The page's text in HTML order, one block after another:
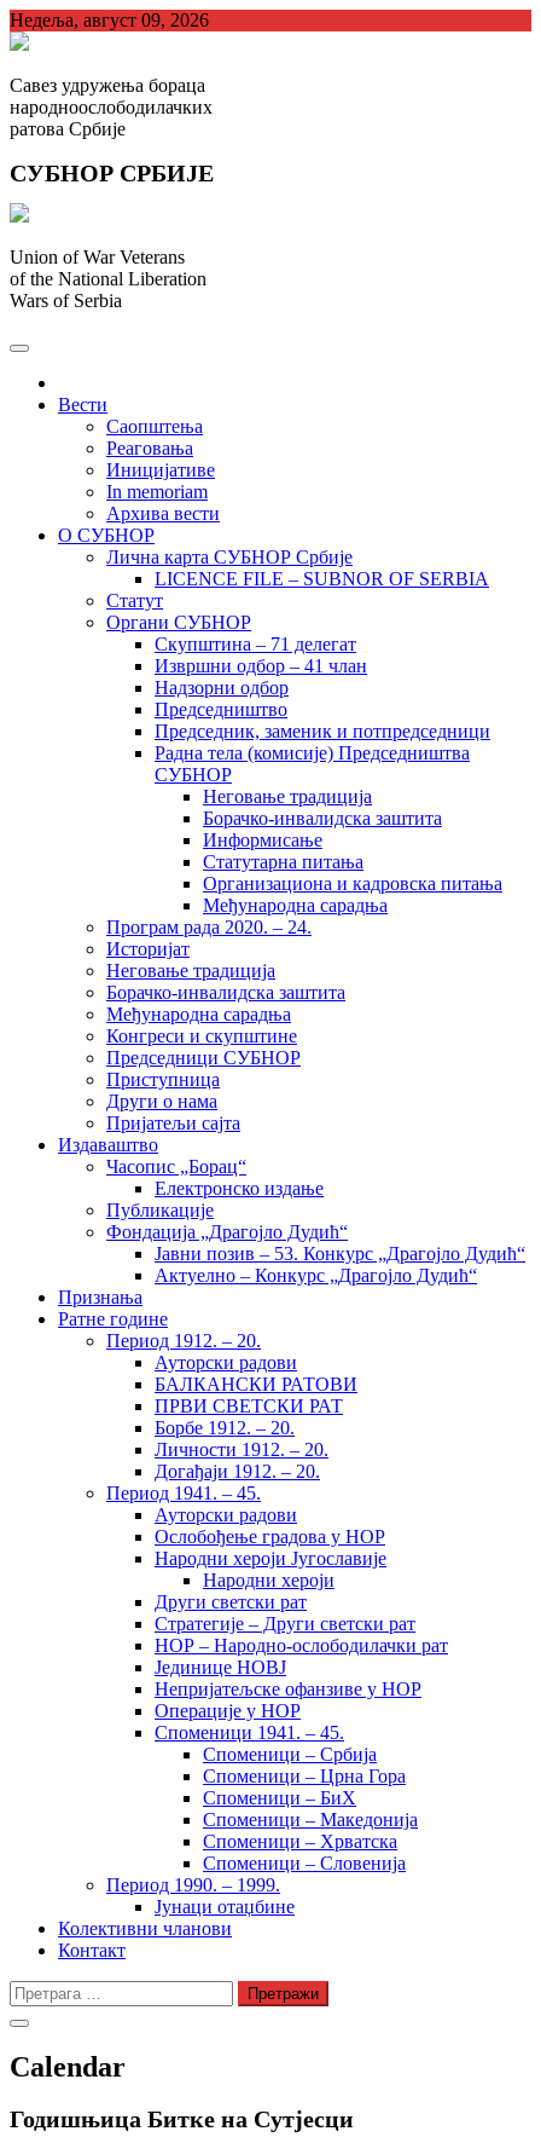
Skip
to
Недеља, август 09, 2026
Савез удружења бораца
народноослободилачких
ратова Србије
СУБНОР СРБИЈЕ
Union of War Veterans
of the National Liberation
Wars of Serbia
Вести
Саопштења
Реаговања
Иницијативе
In memoriam
Архива вести
О СУБНОР
Лична карта СУБНОР Србије
LICENCE FILE – SUBNOR OF SERBIA
Статут
Органи СУБНОР
Скупштина – 71 делегат
Извршни одбор – 41 члан
Надзорни одбор
Председништво
Председник, заменик и потпредседници
Радна тела (комисије) Председништва
СУБНОР
Неговање традиција
Борачко-инвалидска заштита
Информисање
Статутарна питања
Организациона и кадровска питања
Међународна сарадња
Програм рада 2020. – 24.
Историјат
Неговање традиција
Борачко-инвалидска заштита
Међународна сарадња
Конгреси и скупштине
Председници СУБНОР
Приступница
Други о нама
Пријатељи сајта
Издаваштво
Часопис „Борац“
Електронско издање
Публикације
Фондација „Драгојло Дудић“
Јавни позив – 53. Конкурс „Драгојло Дудић“
Актуелно – Конкурс „Драгојло Дудић“
Признања
Ратне године
Период 1912. – 20.
Ауторски радови
БАЛКАНСКИ РАТОВИ
ПРВИ СВЕТСКИ РАТ
Борбе 1912. – 20.
Личности 1912. – 20.
Догађаји 1912. – 20.
Период 1941. – 45.
Ауторски радови
Ослобођење градова у НОР
Народни хероји Југославије
Народни хероји
Други светски рат
Стратегије – Други светски рат
НОР – Народно-ослободилачки рат
Јединице НОВЈ
Непријатељске офанзиве у НОР
Операције у НОР
Споменици 1941. – 45.
Споменици – Србија
Споменици – Црна Гора
Споменици – БиХ
Споменици – Македонија
Споменици – Хрватска
Споменици – Словенија
Период 1990. – 1999.
Јунаци отаџбине
Колективни чланови
Контакт
Претрага
за:
Calendar
Годишњица Битке на Сутјесци